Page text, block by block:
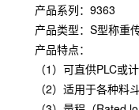
产品系列：9363
产品类型：S型称重
产品特点：
（1）可直供PLC或计
（2）适用于各种料